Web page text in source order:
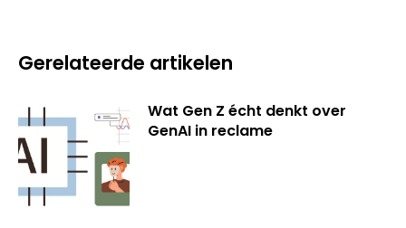
Gerelateerde artikelen
Wat Gen Z écht denkt over
GenAI in reclame